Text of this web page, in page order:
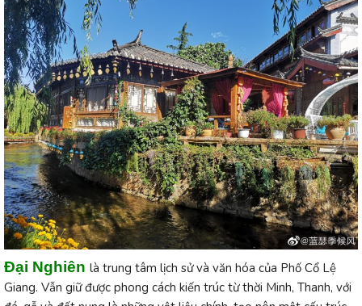
Đại Nghiên là trung tâm lịch sử và văn hóa của Phố Cổ Lệ
Giang. Vẫn giữ được phong cách kiến trúc từ thời Minh, Thanh, với